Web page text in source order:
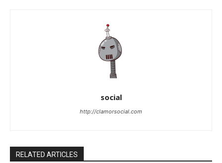
social
http://clamorsocial.com
RELATED ARTICLES